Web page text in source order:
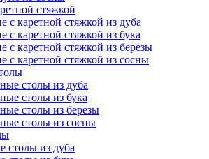
стяжкой
с каретной стяжкой из дуба
с каретной стяжкой из бука
с каретной стяжкой из березы
с каретной стяжкой из сосны
столы из дуба
столы из бука
столы из березы
столы из сосны
столы из дуба